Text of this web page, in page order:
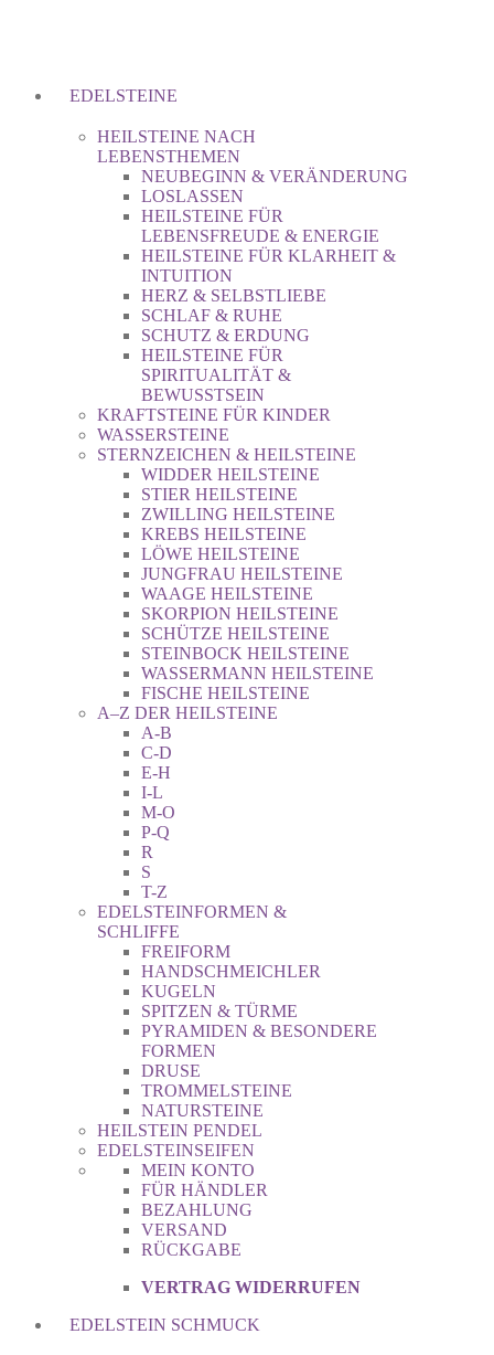
EDELSTEINE
HEILSTEINE NACH
LEBENSTHEMEN
NEUBEGINN & VERÄNDERUNG
LOSLASSEN
HEILSTEINE FÜR
LEBENSFREUDE & ENERGIE
HEILSTEINE FÜR KLARHEIT &
INTUITION
HERZ & SELBSTLIEBE
SCHLAF & RUHE
SCHUTZ & ERDUNG
HEILSTEINE FÜR
SPIRITUALITÄT &
BEWUSSTSEIN
KRAFTSTEINE FÜR KINDER
WASSERSTEINE
STERNZEICHEN & HEILSTEINE
WIDDER HEILSTEINE
STIER HEILSTEINE
ZWILLING HEILSTEINE
KREBS HEILSTEINE
LÖWE HEILSTEINE
JUNGFRAU HEILSTEINE
WAAGE HEILSTEINE
SKORPION HEILSTEINE
SCHÜTZE HEILSTEINE
STEINBOCK HEILSTEINE
WASSERMANN HEILSTEINE
FISCHE HEILSTEINE
A–Z DER HEILSTEINE
A-B
C-D
E-H
I-L
M-O
P-Q
R
S
T-Z
EDELSTEINFORMEN &
SCHLIFFE
FREIFORM
HANDSCHMEICHLER
KUGELN
SPITZEN & TÜRME
PYRAMIDEN & BESONDERE
FORMEN
DRUSE
TROMMELSTEINE
NATURSTEINE
HEILSTEIN PENDEL
EDELSTEINSEIFEN
MEIN KONTO
FÜR HÄNDLER
BEZAHLUNG
VERSAND
RÜCKGABE
VERTRAG WIDERRUFEN
EDELSTEIN SCHMUCK